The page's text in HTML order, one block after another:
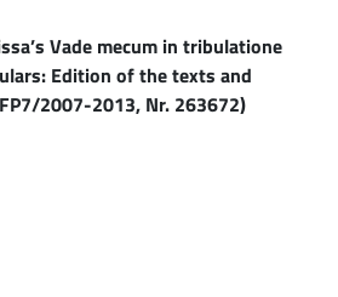
Vade mecum in tribulatione
Edition of the texts and
2007-2013, Nr. 263672)